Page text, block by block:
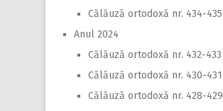
Călăuză ortodoxă nr. 434-435
Anul 2024
Călăuză ortodoxă nr. 432-433
Călăuză ortodoxă nr. 430-431
Călăuză ortodoxă nr. 428-429